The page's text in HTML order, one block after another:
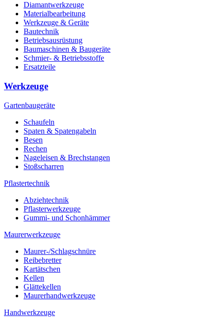
Diamantwerkzeuge
Materialbearbeitung
Werkzeuge & Geräte
Bautechnik
Betriebsausrüstung
Baumaschinen & Baugeräte
Schmier- & Betriebsstoffe
Ersatzteile
Werkzeuge
Gartenbaugeräte
Schaufeln
Spaten & Spatengabeln
Besen
Rechen
Nageleisen & Brechstangen
Stoßscharren
Pflastertechnik
Abziehtechnik
Pflasterwerkzeuge
Gummi- und Schonhämmer
Maurerwerkzeuge
Maurer-/Schlagschnüre
Reibebretter
Kartätschen
Kellen
Glättekellen
Maurerhandwerkzeuge
Handwerkzeuge